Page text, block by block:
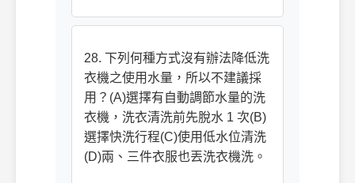
28. 下列何種方式沒有辦法降低洗
衣機之使用水量，所以不建議採
用？(A)選擇有自動調節水量的洗
衣機，洗衣清洗前先脫水 1 次(B)
選擇快洗行程(C)使用低水位清洗
(D)兩、三件衣服也丟洗衣機洗。